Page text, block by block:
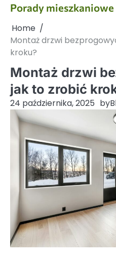
Skip
content
Porady mieszkaniowe
Home
Montaż drzwi
kroku?
Montaż drzwi
jak to zrobić
24 października, 2025 by